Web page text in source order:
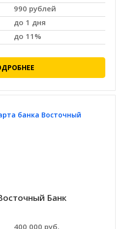
990 рублей
до 1 дня
до 11%
Банк
400 000 руб.